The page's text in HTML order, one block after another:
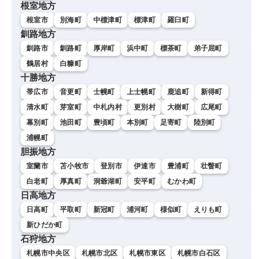
根室地方
根室市 別海町 中標津町 標津町 羅臼町
釧路地方
釧路市 釧路町 厚岸町 浜中町 標茶町
弟子屈町
鶴居村
白糠町
十勝地方
帯広市 音更町 士幌町 上士幌町 鹿追町
新得町
清水町
芽室町 中札内村 更別村 大樹町
広尾町
幕別町
池田町 豊頃町 本別町 足寄町
陸別町
浦幌町
胆振地方
室蘭市 苫小牧市 登別市 伊達市 豊浦町
壮瞥町
白老町
厚真町 洞爺湖町 安平町 むかわ町
日高地方
日高町 平取町 新冠町 浦河町 様似町
えりも町
新ひだか町
石狩地方
札幌市中央区 札幌市北区 札幌市東区 札幌市白石区